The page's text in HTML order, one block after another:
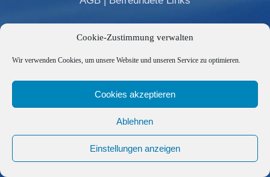
Cookie-Zustimmung verwalten
Wir verwenden Cookies, um unsere Website und unseren Service zu optimieren.
Cookies akzeptieren
Ablehnen
Einstellungen anzeigen